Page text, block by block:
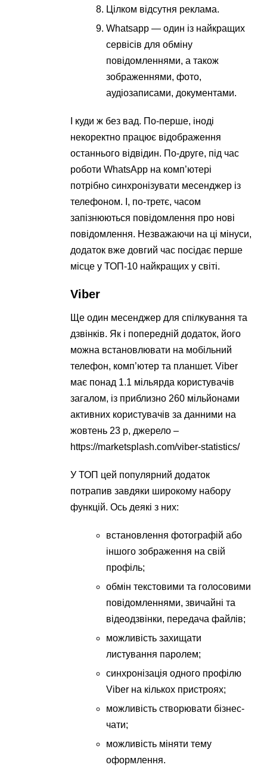
Цілком відсутня реклама.
Whatsapp — один із найкращих
сервісів для обміну
повідомленнями, а також
зображеннями, фото,
аудіозаписами, документами.
І куди ж без вад. По-перше, іноді
некоректно працює відображення
останнього відвідин. По-друге, під час
роботи WhatsApp на комп’ютері
потрібно синхронізувати месенджер із
телефоном. І, по-третє, часом
запізнюються повідомлення про нові
повідомлення. Незважаючи на ці мінуси,
додаток вже довгий час посідає перше
місце у ТОП-10 найкращих у світі.
Viber
Ще один месенджер для спілкування та
дзвінків. Як і попередній додаток, його
можна встановлювати на мобільний
телефон, комп’ютер та планшет. Viber
має понад 1.1 мільярда користувачів
загалом, із приблизно 260 мільйонами
активних користувачів за данними на
жовтень 23 р, джерело –
https://marketsplash.com/viber-statistics/
У ТОП цей популярний додаток
потрапив завдяки широкому набору
функцій. Ось деякі з них:
встановлення фотографій або
іншого зображення на свій
профіль;
обмін текстовими та голосовими
повідомленнями, звичайні та
відеодзвінки, передача файлів;
можливість захищати
листування паролем;
синхронізація одного профілю
Viber на кількох пристроях;
можливість створювати бізнес-
чати;
можливість міняти тему
оформлення.